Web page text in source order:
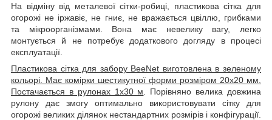
На відміну від металевої сітки-робиці, пластикова сітка для
огорожі не іржавіє, не гниє, не вражається цвіллю, грибками
та мікроорганізмами. Вона має невелику вагу, легко
монтується й не потребує додаткового догляду в процесі
експлуатації.
Пластикова сітка для забору BeeNet виготовлена в зеленому
кольорі. Має комірки шестикутної форми розміром 20х20 мм.
Постачається в рулонах 1х30 м . Порівняно велика довжина
рулону дає змогу оптимально використовувати сітку для
огорожі великих ділянок нестандартних розмірів і конфігурації.